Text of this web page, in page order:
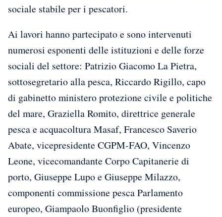
sociale stabile per i pescatori.
Ai lavori hanno partecipato e sono intervenuti
numerosi esponenti delle istituzioni e delle forze
sociali del settore: Patrizio Giacomo La Pietra,
sottosegretario alla pesca, Riccardo Rigillo, capo
di gabinetto ministero protezione civile e politiche
del mare, Graziella Romito, direttrice generale
pesca e acquacoltura Masaf, Francesco Saverio
Abate, vicepresidente CGPM-FAO, Vincenzo
Leone, vicecomandante Corpo Capitanerie di
porto, Giuseppe Lupo e Giuseppe Milazzo,
componenti commissione pesca Parlamento
europeo, Giampaolo Buonfiglio (presidente